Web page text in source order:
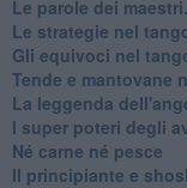
Le parole dei
Le strategie nel
Gli equivoci nel
Tende e mantovane
La leggenda
I super poteri degli
​Né carne né pesce
Il principiante e